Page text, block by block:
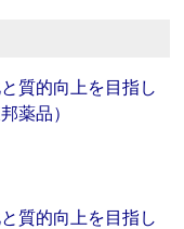
質的向上を目指し
薬品）
質的向上を目指し